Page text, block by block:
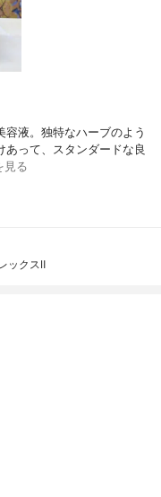
容液。独特なハーブのよう
あって、スタンダードな良
見る
ックスⅡ